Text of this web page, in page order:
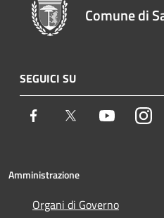
Comune di
SEGUICI SU
Facebook Twitter Youtube
Amministrazione
Organi di Governo